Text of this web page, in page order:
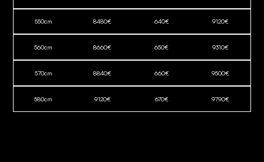
550cm 8480€ 640€ 9120€
560cm 8660€ 650€ 9310€
570cm 8840€ 660€ 9500€
580cm 9120€ 670€ 9790€